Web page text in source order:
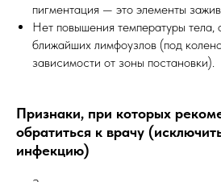
пигментация — это элементы
Нет повышения температуры тела,
ближайших лимфоузлов (под
зависимости от зоны постановки).
Признаки, при которых
обратиться к врачу
инфекцию)